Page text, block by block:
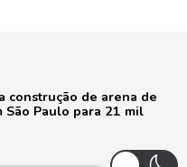
construção de arena de
São Paulo para 21 mil